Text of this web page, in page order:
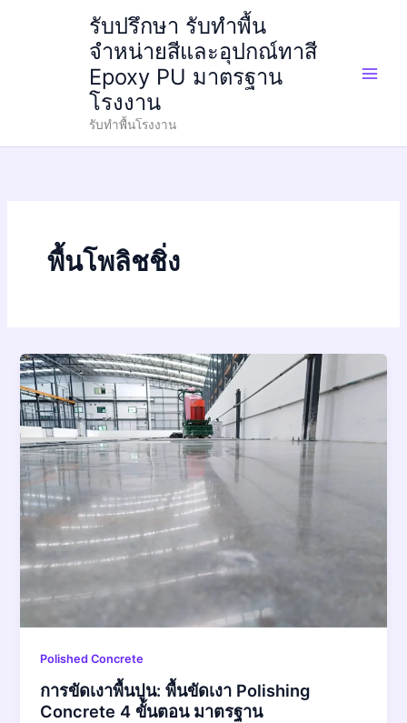
รับปรึกษา รับทำพื้น
จำหน่ายสีและอุปกณ์ทาสี
Epoxy PU มาตรฐาน
โรงงาน
รับทำพื้นโรงงาน
พื้นโพลิชชิ่ง
Polished Concrete
การขัดเงาพื้นปูน: พื้นขัดเงา Polishing
Concrete 4 ขั้นตอน มาตรฐาน